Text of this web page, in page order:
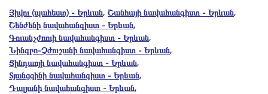
Յիվու (պահեստ) - Երևան, Շանհայի նավահանգիստ - Երևան,
Շենժենի նավահանգիստ - Երևան,
Գուանչժոուի նավահանգիստ - Երևան,
Նինգբո-Չժուշանի նավահանգիստ - Երևան,
Ցինդաոյի նավահանգիստ - Երևան,
Տյանցզինի նավահանգիստ - Երևան,
Դալյանի նավահանգիստ - Երևան,